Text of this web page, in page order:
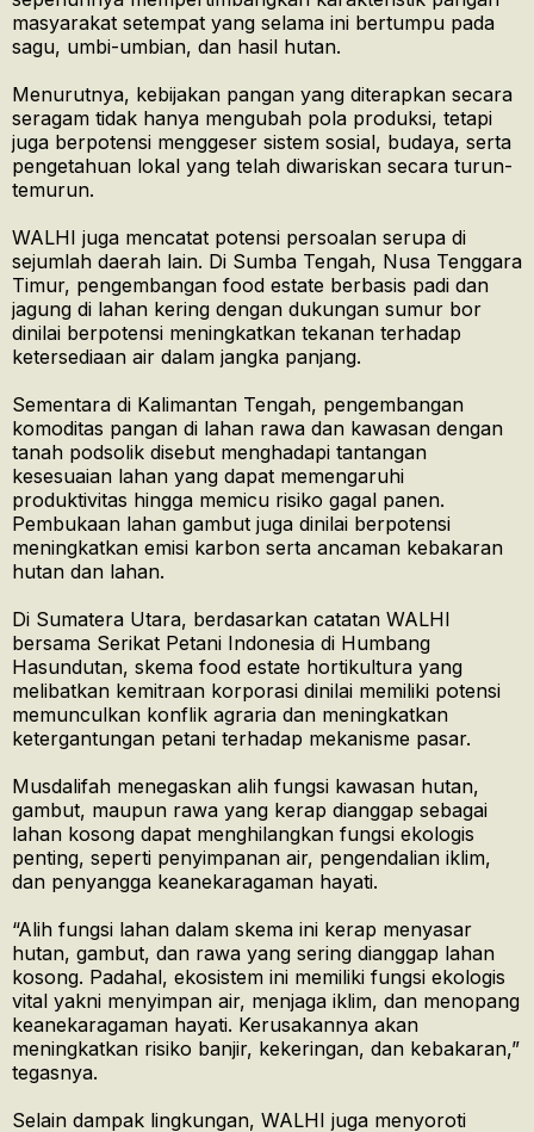
masyarakat setempat yang selama ini bertumpu pada
sagu, umbi-umbian, dan hasil hutan.
Menurutnya, kebijakan pangan yang diterapkan secara
seragam tidak hanya mengubah pola produksi, tetapi
juga berpotensi menggeser sistem sosial, budaya, serta
pengetahuan lokal yang telah diwariskan secara turun-
temurun.
WALHI juga mencatat potensi persoalan serupa di
sejumlah daerah lain. Di Sumba Tengah, Nusa Tenggara
Timur, pengembangan food estate berbasis padi dan
jagung di lahan kering dengan dukungan sumur bor
dinilai berpotensi meningkatkan tekanan terhadap
ketersediaan air dalam jangka panjang.
Sementara di Kalimantan Tengah, pengembangan
komoditas pangan di lahan rawa dan kawasan dengan
tanah podsolik disebut menghadapi tantangan
kesesuaian lahan yang dapat memengaruhi
produktivitas hingga memicu risiko gagal panen.
Pembukaan lahan gambut juga dinilai berpotensi
meningkatkan emisi karbon serta ancaman kebakaran
hutan dan lahan.
Di Sumatera Utara, berdasarkan catatan WALHI
bersama Serikat Petani Indonesia di Humbang
Hasundutan, skema food estate hortikultura yang
melibatkan kemitraan korporasi dinilai memiliki potensi
memunculkan konflik agraria dan meningkatkan
ketergantungan petani terhadap mekanisme pasar.
Musdalifah menegaskan alih fungsi kawasan hutan,
gambut, maupun rawa yang kerap dianggap sebagai
lahan kosong dapat menghilangkan fungsi ekologis
penting, seperti penyimpanan air, pengendalian iklim,
dan penyangga keanekaragaman hayati.
“Alih fungsi lahan dalam skema ini kerap menyasar
hutan, gambut, dan rawa yang sering dianggap lahan
kosong. Padahal, ekosistem ini memiliki fungsi ekologis
vital yakni menyimpan air, menjaga iklim, dan menopang
keanekaragaman hayati. Kerusakannya akan
meningkatkan risiko banjir, kekeringan, dan kebakaran,”
tegasnya.
Selain dampak lingkungan, WALHI juga menyoroti